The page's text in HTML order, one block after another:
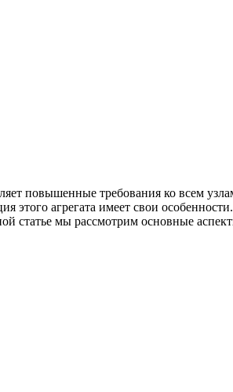
повышенные требования ко всем
этого агрегата имеет свои
статье мы рассмотрим основные